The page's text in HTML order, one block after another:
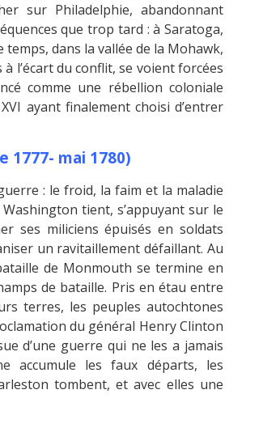
sur Philadelphie, abandonnant
que trop tard : à Saratoga,
dans la vallée de la Mohawk,
l’écart du conflit, se voient forcées
comme une rébellion coloniale
ayant finalement choisi d’entrer
1777- mai 1780)
: le froid, la faim et la maladie
tient, s’appuyant sur le
ses miliciens épuisés en soldats
un ravitaillement défaillant. Au
de Monmouth se termine en
de bataille. Pris en étau entre
terres, les peuples autochtones
du général Henry Clinton
d’une guerre qui ne les a jamais
accumule les faux départs, les
tombent, et avec elles une